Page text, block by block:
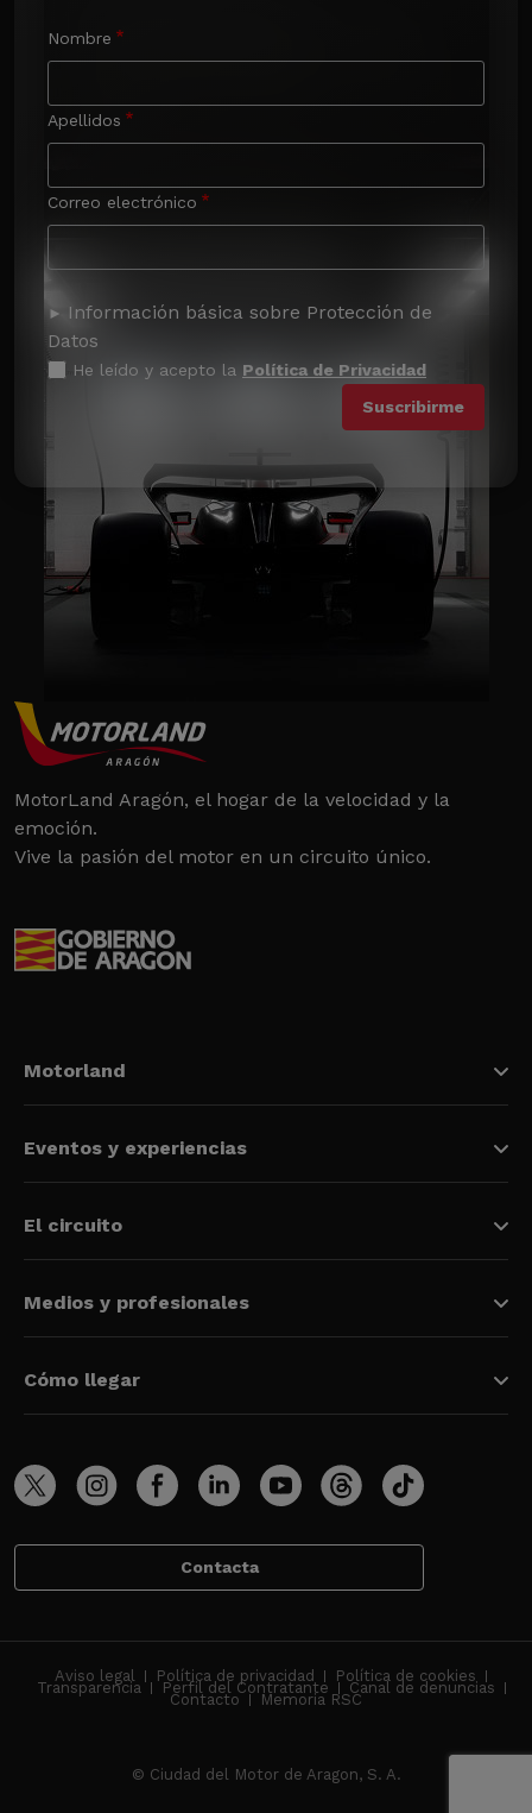
Nombre
Apellidos
Correo electrónico
Información básica sobre Protección de
Datos
He leído y acepto la Política de Privacidad
MotorLand Aragón, el hogar de la velocidad y la
emoción.
Vive la pasión del motor en un circuito único.
Motorland
Eventos y experiencias
El circuito
Medios y profesionales
Cómo llegar
Contacta
Aviso legal Política de privacidad Política de cookies
Transparencia Perfil del Contratante Canal de denuncias
Contacto Memoria RSC
© Ciudad del Motor de Aragon, S. A.